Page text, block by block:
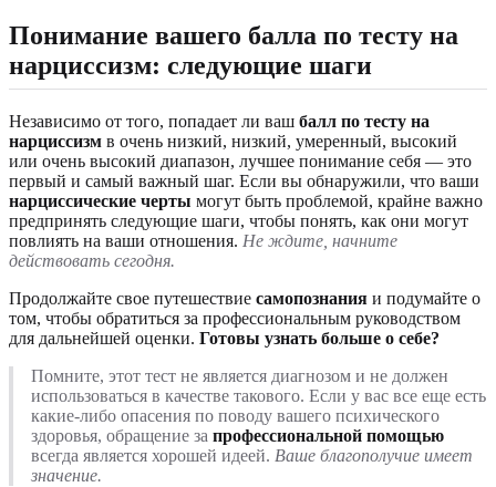
Понимание вашего балла по тесту на
нарциссизм: следующие шаги
Независимо от того, попадает ли ваш балл по тесту на
нарциссизм в очень низкий, низкий, умеренный, высокий
или очень высокий диапазон, лучшее понимание себя — это
первый и самый важный шаг. Если вы обнаружили, что ваши
нарциссические черты могут быть проблемой, крайне важно
предпринять следующие шаги, чтобы понять, как они могут
повлиять на ваши отношения. Не ждите, начните
действовать сегодня.
Продолжайте свое путешествие самопознания и подумайте о
том, чтобы обратиться за профессиональным руководством
для дальнейшей оценки. Готовы узнать больше о себе?
Помните, этот тест не является диагнозом и не должен
использоваться в качестве такового. Если у вас все еще есть
какие-либо опасения по поводу вашего психического
здоровья, обращение за профессиональной помощью
всегда является хорошей идеей. Ваше благополучие имеет
значение.